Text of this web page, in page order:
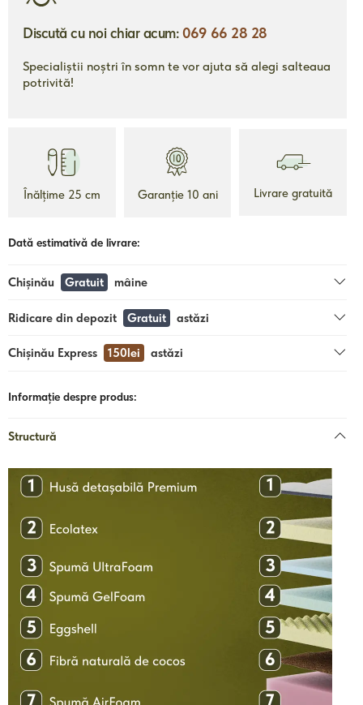
2690 mdl
Topper Ecolatex
Detalii
Discută cu noi chiar acum:069 66 28 28
Specialiștii noștri în somn te vor ajuta să alegi salteaua
potrivită!
Înălțime 25 cm Garanție 10 ani Livrare gratuită
Dată estimativă de livrare:
Chișinău Gratuit mâine
Ridicare din depozit Gratuit astăzi
Chișinău Express 150lei astăzi
Informație despre produs:
Structură